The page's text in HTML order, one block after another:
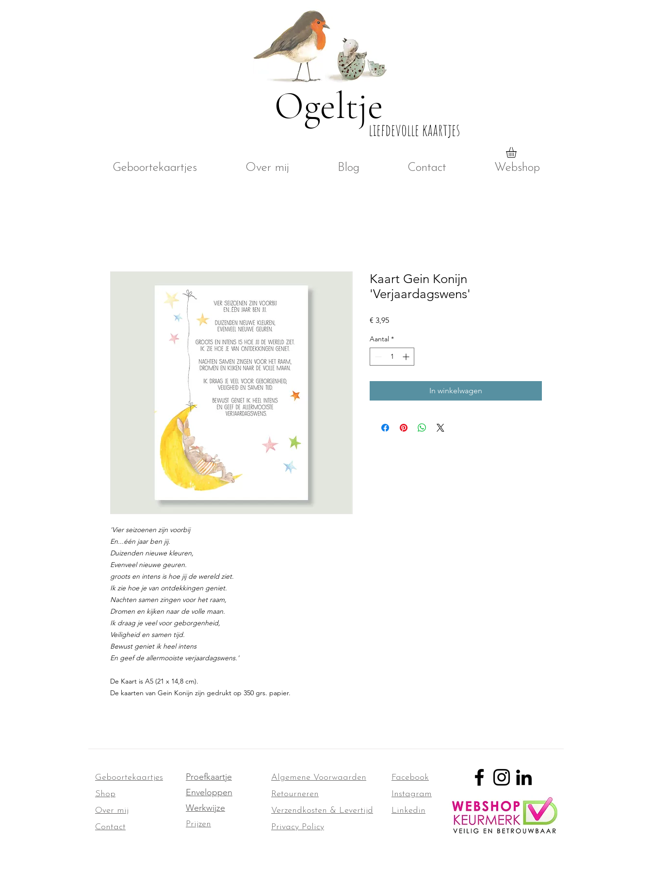
liefdevolle kaartjes
Ogeltje
Geboortekaartjes Over mij Blog Contact Webshop
'Vier seizoenen zijn voorbij
En...één jaar ben jij.
Duizenden nieuwe kleuren,
Evenveel nieuwe geuren.
groots en intens is hoe jij de wereld ziet.
Ik zie hoe je van ontdekkingen geniet.
Nachten samen zingen voor het raam,
Dromen en kijken naar de volle maan.
Ik draag je veel voor geborgenheid,
Veiligheid en samen tijd.
Bewust geniet ik heel intens
En geef de allermooiste verjaardagswens.'
De Kaart is A5 (21 x 14,8 cm).
De kaarten van Gein Konijn zijn gedrukt op 350 grs. papier.
Kaart Gein Konijn
'Verjaardagswens'
€ 3,95Prijs
Aantal *
In winkelwagen
Geboortekaartjes
Shop
Over mij
Contact
Proefkaartje
Enveloppen
Werkwijze
Prijzen
Algemene Voorwaarden
Retourneren
Verzendkosten & Levertijd
Privacy Policy
Facebook
Instagram
Linkedin